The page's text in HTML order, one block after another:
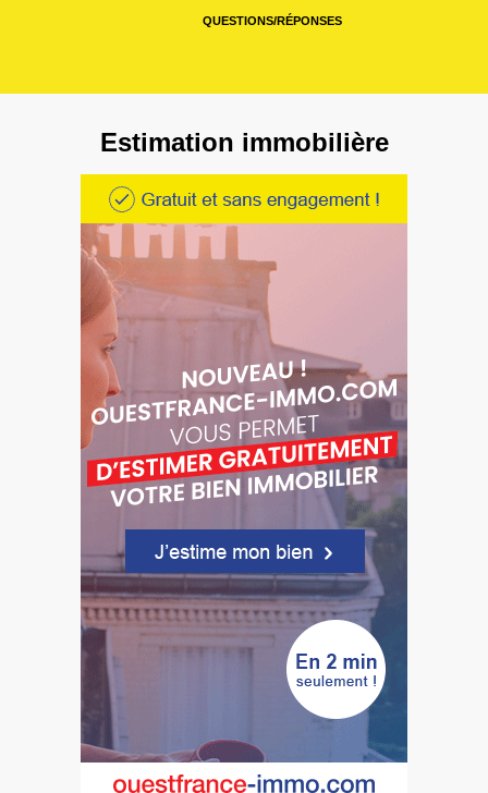
QUESTIONS/RÉPONSES
Estimation immobilière